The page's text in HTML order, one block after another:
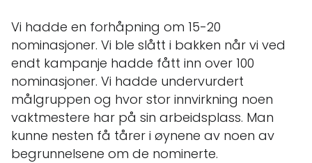
Vi hadde en forhåpning om 15-20
nominasjoner. Vi ble slått i bakken når vi ved
endt kampanje hadde fått inn over 100
nominasjoner. Vi hadde undervurdert
målgruppen og hvor stor innvirkning noen
vaktmestere har på sin arbeidsplass. Man
kunne nesten få tårer i øynene av noen av
begrunnelsene om de nominerte.